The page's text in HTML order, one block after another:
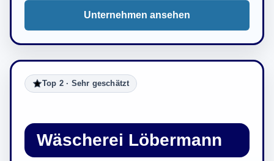
Unternehmen ansehen
Top 2 · Sehr geschätzt
Wäscherei Löbermann